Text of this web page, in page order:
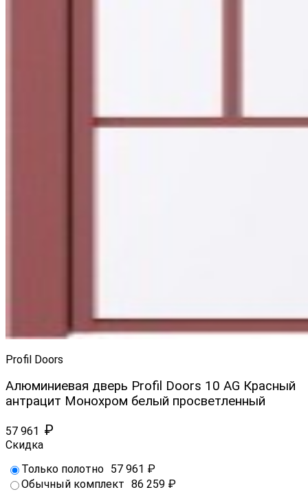
Profil Doors
Алюминиевая дверь Profil Doors 10 AG Красный
антрацит Монохром белый просветленный
57 961 ₽
Скидка
Только полотно 57 961 ₽
Обычный комплект 86 259 ₽